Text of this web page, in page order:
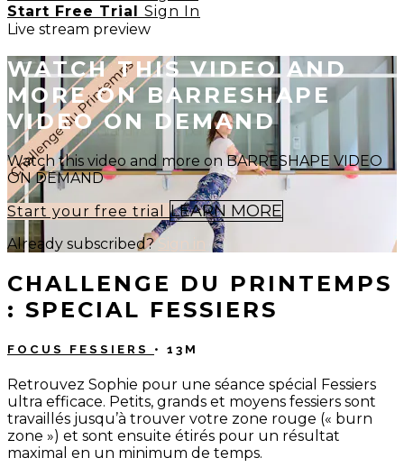
Start Free Trial Sign In
Live stream preview
WATCH THIS VIDEO AND
MORE ON BARRESHAPE
VIDEO ON DEMAND
Watch this video and more on BARRESHAPE VIDEO
ON DEMAND
Start your free trial LEARN MORE
Already subscribed?Sign in
CHALLENGE DU PRINTEMPS
: SPECIAL FESSIERS
FOCUS FESSIERS • 13M
Retrouvez Sophie pour une séance spécial Fessiers
ultra efficace. Petits, grands et moyens fessiers sont
travaillés jusqu’à trouver votre zone rouge (« burn
zone ») et sont ensuite étirés pour un résultat
maximal en un minimum de temps.